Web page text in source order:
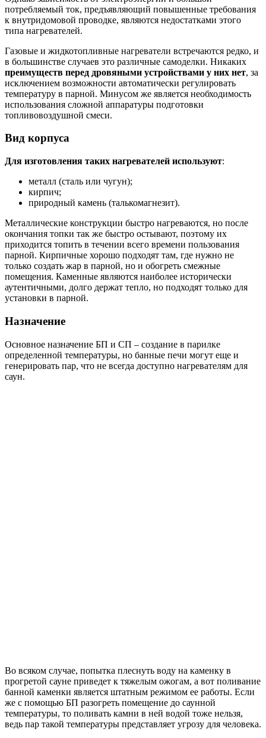
потребляемый ток, предъявляющий повышенные требования
к внутридомовой проводке, являются недостатками этого
типа нагревателей.
Газовые и жидкотопливные нагреватели встречаются редко, и
в большинстве случаев это различные самоделки. Никаких
преимуществ перед дровяными устройствами у них нет, за
исключением возможности автоматически регулировать
температуру в парной. Минусом же является необходимость
использования сложной аппаратуры подготовки
топливовоздушной смеси.
Вид корпуса
Для изготовления таких нагревателей используют:
металл (сталь или чугун);
кирпич;
природный камень (талькомагнезит).
Металлические конструкции быстро нагреваются, но после
окончания топки так же быстро остывают, поэтому их
приходится топить в течении всего времени пользования
парной. Кирпичные хорошо подходят там, где нужно не
только создать жар в парной, но и обогреть смежные
помещения. Каменные являются наиболее исторически
аутентичными, долго держат тепло, но подходят только для
установки в парной.
Назначение
Основное назначение БП и СП – создание в парилке
определенной температуры, но банные печи могут еще и
генерировать пар, что не всегда доступно нагревателям для
саун.
Во всяком случае, попытка плеснуть воду на каменку в
прогретой сауне приведет к тяжелым ожогам, а вот поливание
банной каменки является штатным режимом ее работы. Если
же с помощью БП разогреть помещение до саунной
температуры, то поливать камни в ней водой тоже нельзя,
ведь пар такой температуры представляет угрозу для человека.